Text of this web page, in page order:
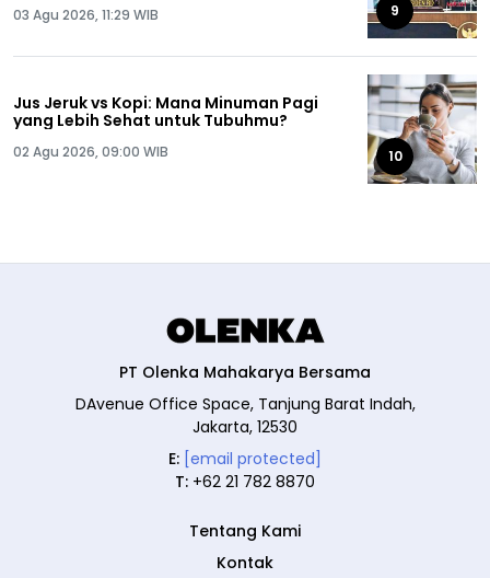
03 Agu 2026, 11:29 WIB 9
Jus Jeruk vs Kopi: Mana Minuman Pagi
yang Lebih Sehat untuk Tubuhmu?
02 Agu 2026, 09:00 WIB 10
PT Olenka Mahakarya Bersama
DAvenue Office Space, Tanjung Barat Indah,
Jakarta, 12530
E: [email protected]
T: +62 21 782 8870
Tentang Kami
Kontak